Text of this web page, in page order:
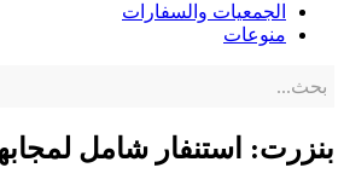
الجمعيات والسفارات
منوعات
بنزرت: استنفار شامل